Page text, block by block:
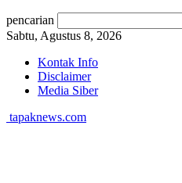
pencarian
Sabtu, Agustus 8, 2026
Kontak Info
Disclaimer
Media Siber
tapaknews.com